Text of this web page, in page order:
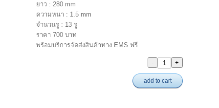
ยาว : 280 mm
ความหนา : 1.5 mm
จำนวนรู : 13 รู
ราคา 700 บาท
พร้อมบริการจัดส่งสินค้าทาง EMS ฟรี
add to cart